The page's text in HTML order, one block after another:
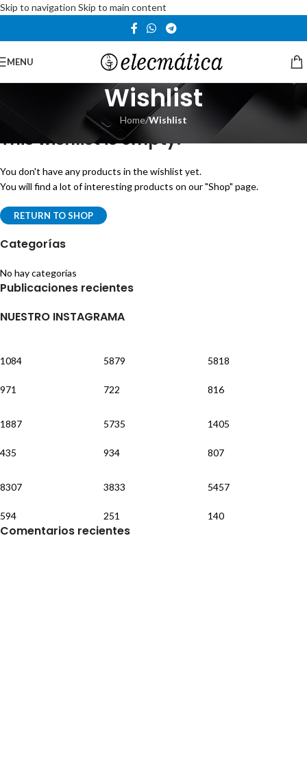
Skip to navigation Skip to main content
MENU
Wishlist
Home/Wishlist
This wishlist is empty.
You don't have any products in the wishlist yet.
You will find a lot of interesting products on our "Shop" page.
RETURN TO SHOP
Categorías
No hay categorías
Publicaciones recientes
NUESTRO INSTAGRAMA
1084
971
5879
722
5818
816
1887
435
5735
934
1405
807
8307
594
3833
251
5457
140
Comentarios recientes